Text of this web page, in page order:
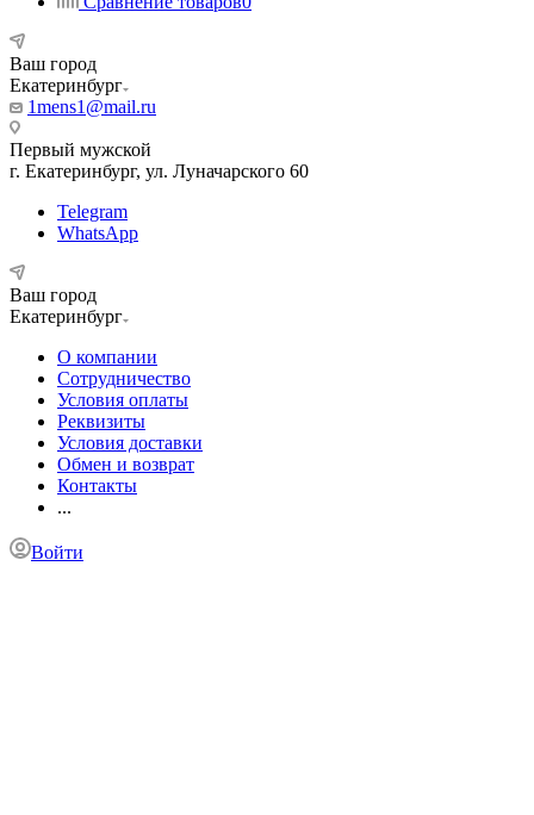
Ваш город
Екатеринбург
1mens1@mail.ru
Первый мужской
г. Екатеринбург, ул. Луначарского 60
Telegram
WhatsApp
Ваш город
Екатеринбург
О компании
Сотрудничество
Условия оплаты
Реквизиты
Условия доставки
Обмен и возврат
Контакты
...
Войти